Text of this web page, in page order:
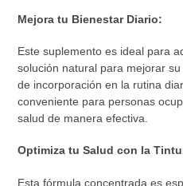
Mejora tu Bienestar Diario:
Este suplemento es ideal para
solución natural para mejorar
de incorporación en la rutina
conveniente para personas
salud de manera efectiva.
Optimiza tu Salud con la
Esta fórmula concentrada es